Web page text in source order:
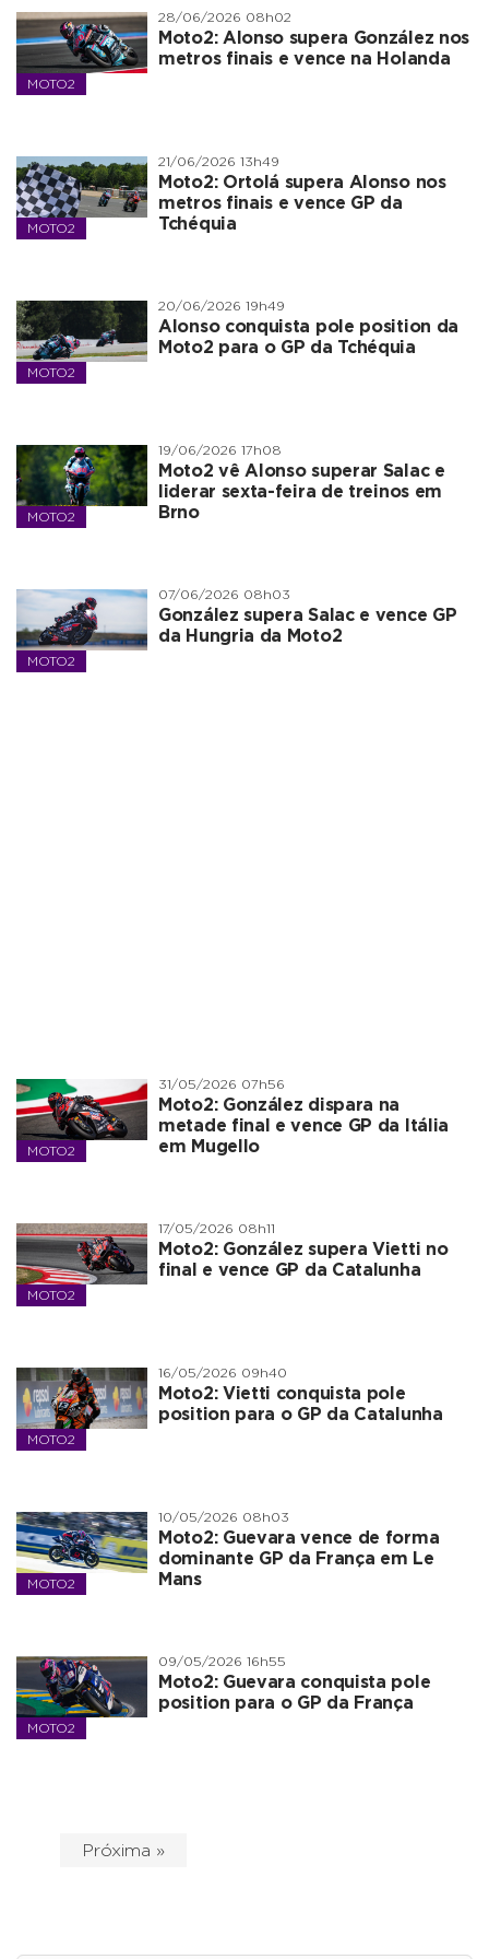
MOTO2
28/06/2026 08h02
Moto2: Alonso supera González nos
metros finais e vence na Holanda
MOTO2
21/06/2026 13h49
Moto2: Ortolá supera Alonso nos
metros finais e vence GP da
Tchéquia
MOTO2
20/06/2026 19h49
Alonso conquista pole position da
Moto2 para o GP da Tchéquia
MOTO2
19/06/2026 17h08
Moto2 vê Alonso superar Salac e
liderar sexta-feira de treinos em
Brno
MOTO2
07/06/2026 08h03
González supera Salac e vence GP
da Hungria da Moto2
MOTO2
31/05/2026 07h56
Moto2: González dispara na
metade final e vence GP da Itália
em Mugello
MOTO2
17/05/2026 08h11
Moto2: González supera Vietti no
final e vence GP da Catalunha
MOTO2
16/05/2026 09h40
Moto2: Vietti conquista pole
position para o GP da Catalunha
MOTO2
10/05/2026 08h03
Moto2: Guevara vence de forma
dominante GP da França em Le
Mans
MOTO2
09/05/2026 16h55
Moto2: Guevara conquista pole
position para o GP da França
Próxima »